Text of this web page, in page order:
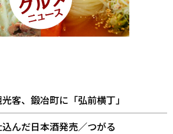
客、鍛冶町に「弘前横丁」
んだ日本酒発売／つがる